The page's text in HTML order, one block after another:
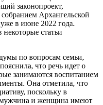
законопроект,
Архангельской
в июне 2022 года.
некоторые статьи
по вопросам семьи,
что речь идет о
занимаются воспитанием
Она отметила, что
поскольку в
и женщина имеют